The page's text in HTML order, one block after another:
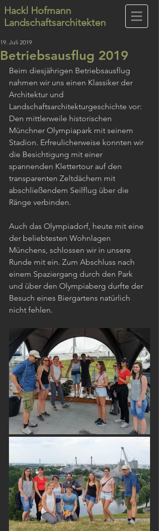
Hackl Hofmann
Landschaftsarchitekten
Betriebsausflug 2019
19. Juli 2019
Beim diesjährigen Betriebsausflug
nahmen wir uns einen Klassiker der
Architektur und
Landschaftsarchitekturgeschichte vor:
Den mittlerweile historischen
Münchner Olympiapark mit seinem
Stadion. Erfreulicherweise konnten wir
die Besichtigung mit einer
spannenden Klettertour auf den
transparenten Zeltdächern mit
abschließendem Seilflug über die
Ränge verbinden.
Auch das Olympiadorf, heute mit eine
der beliebtesten Wohnlagen
Münchens, schlossen wir in unsere
Runde mit ein. Zum Abschluss nach
einem Spaziergang durch den Park
und über den Olympiaberg durfte der
Besuch eines Biergartens natürlich
nicht fehlen.